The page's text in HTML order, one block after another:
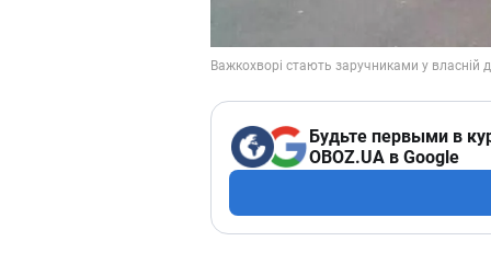
Будьте первыми в
OBOZ.UA в Google